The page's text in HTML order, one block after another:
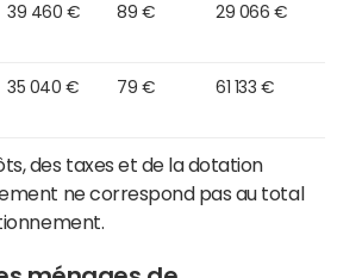
39 460 € 89 € 29 066 €
35 040 € 79 € 61 133 €
des taxes et de la dotation
ne correspond pas au total